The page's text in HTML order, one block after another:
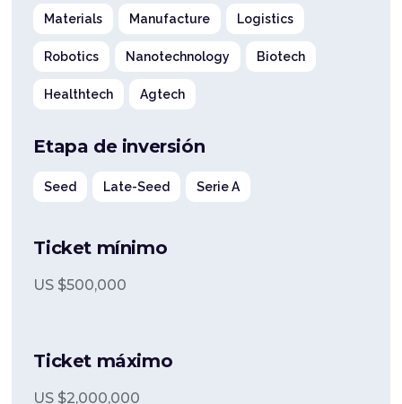
Materials Manufacture Logistics
Robotics Nanotechnology Biotech
Healthtech Agtech
Etapa de inversión
Seed Late-Seed Serie A
Ticket mínimo
US $500,000
Ticket máximo
US $2,000,000